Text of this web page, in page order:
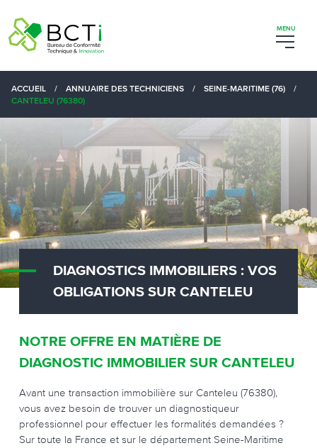
ACCUEIL / ANNUAIRE DES TECHNICIENS / SEINE-MARITIME (76)
/
CANTELEU (76380)
DIAGNOSTICS IMMOBILIERS : VOS
OBLIGATIONS SUR CANTELEU
NOTRE OFFRE EN MATIÈRE DE
DIAGNOSTIC IMMOBILIER SUR CANTELEU
Avant une transaction immobilière sur Canteleu (76380),
vous avez besoin de trouver un diagnostiqueur
professionnel pour effectuer les formalités demandées ?
Sur toute la France et sur le département Seine-Maritime